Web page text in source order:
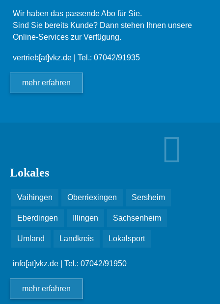
Wir haben das passende Abo für Sie.
Sind Sie bereits Kunde? Dann stehen Ihnen unsere
Online-Services zur Verfügung.
vertrieb[at]vkz.de | Tel.: 07042/91935
mehr erfahren
Lokales
Vaihingen Oberriexingen Sersheim
Eberdingen Illingen Sachsenheim
Umland Landkreis Lokalsport
info[at]vkz.de | Tel.: 07042/91950
mehr erfahren